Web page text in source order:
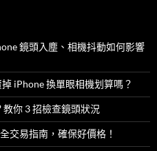
鏡頭入塵、相機抖動如何影響
iPhone 換單眼相機划算嗎？
你 3 招檢查鏡頭狀況
交易指南，確保好價格！